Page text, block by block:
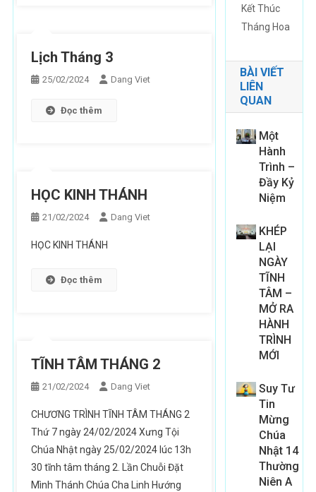
Lịch Tháng 3
25/02/2024 Dang Viet
Đọc thêm
HỌC KINH THÁNH
21/02/2024 Dang Viet
HỌC KINH THÁNH
Đọc thêm
TĨNH TÂM THÁNG 2
21/02/2024 Dang Viet
CHƯƠNG TRÌNH TĨNH TÂM THÁNG 2
Thứ 7 ngày 24/02/2024 Xưng Tội
Chúa Nhật ngày 25/02/2024 lúc 13h
30 tĩnh tâm tháng 2. Lần Chuỗi Đặt
Mình Thánh Chúa Cha Linh Hướng
Kết Thúc
Tháng Hoa
BÀI VIẾT
LIÊN
QUAN
Một
Hành
Trình –
Đầy Kỷ
Niệm
KHÉP
LẠI
NGÀY
TĨNH
TÂM –
MỞ RA
HÀNH
TRÌNH
MỚI
Suy Tư
Tin
Mừng
Chúa
Nhật 14
Thường
Niên A